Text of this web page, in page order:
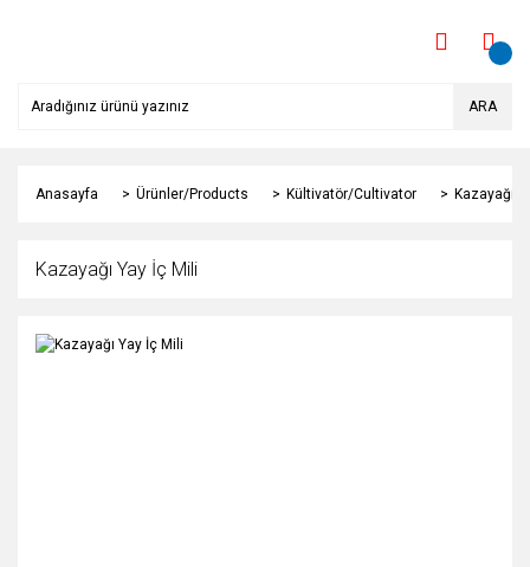
ARA
Anasayfa Ürünler/Products Kültivatör/Cultivator Kazayağı
Kazayağı Yay İç Mili